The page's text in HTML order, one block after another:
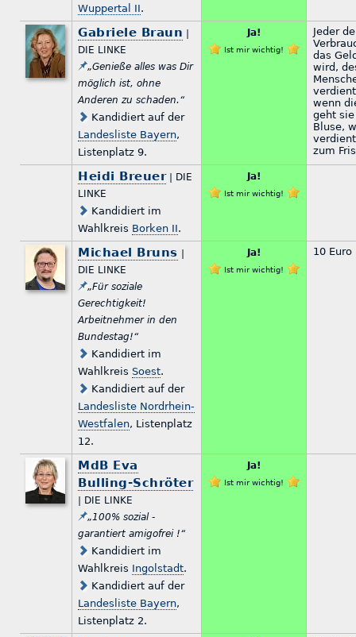
Wuppertal II.
Gabriele Braun
DIE LINKE
„Genieße alles was Dir
möglich ist, ohne
Anderen zu schaden.“
Kandidiert auf der
Landesliste Bayern,
Listenplatz 9.
Ja!
Ist mir wichtig!
Jeder
das
wird,
wenn
geht
Bluse,
zum
Heidi Breuer| DIE
LINKE
Kandidiert im
Wahlkreis Borken II.
Ja!
Ist mir wichtig!
Michael Bruns
DIE LINKE
„Für soziale
Gerechtigkeit!
Arbeitnehmer in den
Bundestag!“
Kandidiert im
WahlkreisSoest.
Kandidiert auf der
Landesliste Nordrhein-
Westfalen, Listenplatz
12.
Ja!
Ist mir wichtig!
10
MdB Eva
Bulling-Schröter
| DIE LINKE
„100% sozial -
garantiert amigofrei !“
Kandidiert im
Wahlkreis Ingolstadt.
Kandidiert auf der
Landesliste Bayern,
Listenplatz 2.
Ja!
Ist mir wichtig!